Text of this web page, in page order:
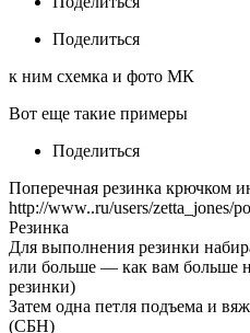
Поделиться
к ним схемка и фото МК
Вот еще такие примеры
Поделиться
Поперечная резинка крючком
http://www..ru/users/zetta_jones/
Резинка
Для выполнения резинки
или больше — как вам больше
резинки)
Затем одна петля подъема и
(СБН)